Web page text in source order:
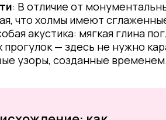
: В отличие от
что холмы имеют
акустика: мягкая глина
— здесь не нужно
узоры, созданные